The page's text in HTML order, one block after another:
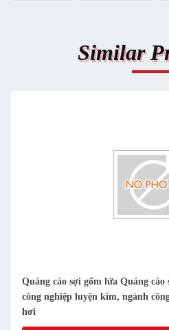
Similar
silicate nhôm của ngành
nghiệp sắt và thép và lò